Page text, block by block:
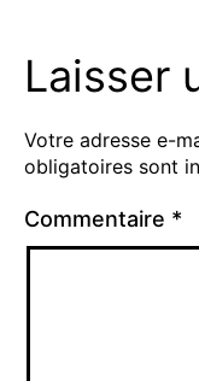
Laisser
Votre adresse e-
obligatoires sont
Commentaire *